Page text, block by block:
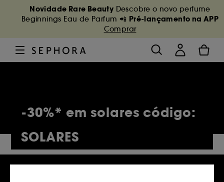
Novidade Rare Beauty Descobre o novo perfume
Beginnings Eau de Parfum 📲 Pré-lançamento na APP
Comprar
-30%* em solares código:
SOLARES